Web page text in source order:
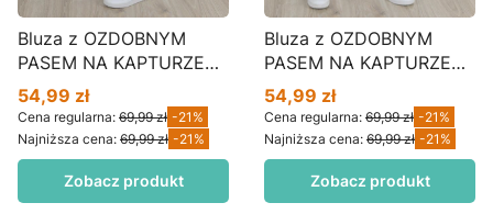
Bluza z OZDOBNYM
PASEM NA KAPTURZE
blue BZ01
Cena promocyjna
54,99 zł
Cena regularna: 69,99 zł -21%
Najniższa cena: 69,99 zł -21%
Zobacz produkt
Bluza z OZDOBNYM
PASEM NA KAPTURZE
śliwka BZ01
Cena promocyjna
54,99 zł
Cena regularna: 69,99 zł -21%
Najniższa cena: 69,99 zł -21%
Zobacz produkt